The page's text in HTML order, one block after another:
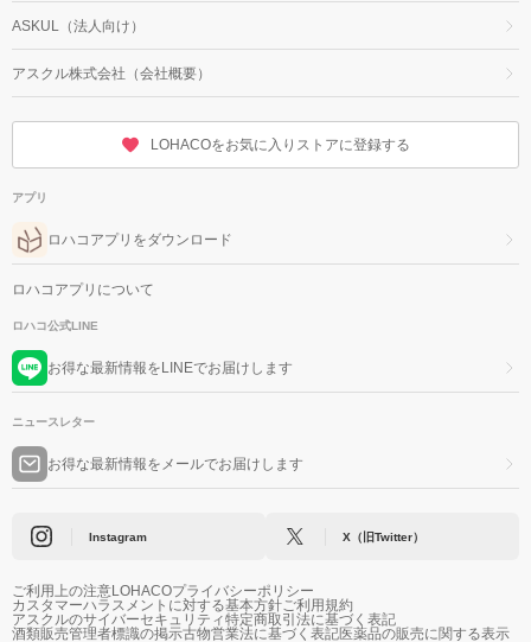
ASKUL（法人向け）
アスクル株式会社（会社概要）
LOHACOをお気に入りストアに登録する
アプリ
ロハコアプリをダウンロード
ロハコアプリについて
ロハコ公式LINE
お得な最新情報をLINEでお届けします
ニュースレター
お得な最新情報をメールでお届けします
Instagram X（旧Twitter）
ご利用上の注意LOHACOプライバシーポリシー
カスタマーハラスメントに対する基本方針ご利用規約
アスクルのサイバーセキュリティ特定商取引法に基づく表記
酒類販売管理者標識の掲示古物営業法に基づく表記医薬品の販売に関する表示